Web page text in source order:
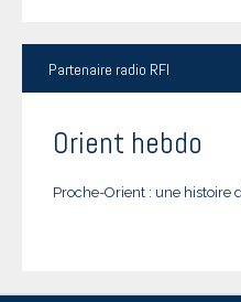
Partenaire radio RFI
Orient hebdo
Proche-Orient : une histoire